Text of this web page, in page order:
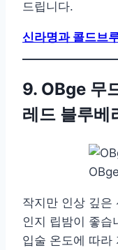
드립니다.
신라명과 콜드브
9. OBge 무
레드 블루베
작지만 인상 깊은
인지 립밤이 좋습
입술 온도에 따라